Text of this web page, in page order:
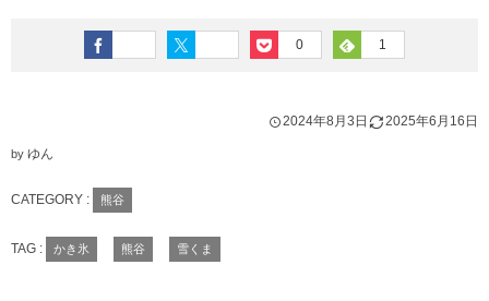
0 1
2024年8月3日 2025年6月16日
by ゆん
CATEGORY : 熊谷
TAG : かき氷 熊谷 雪くま